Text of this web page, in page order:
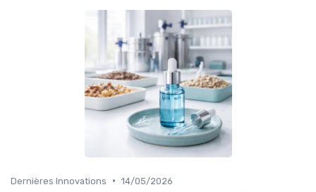
Dernières Innovations • 14/05/2026